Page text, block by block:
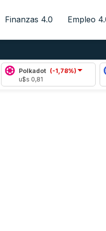
Finanzas 4.0 Empleo
Polkadot (-1,78%)
u$s 0,81